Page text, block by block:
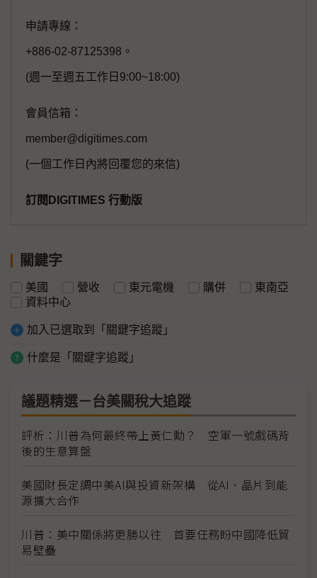
申請專線：
+886-02-87125398。
(週一至週五工作日9:00~18:00)
會員信箱：
member@digitimes.com
(一個工作日內將回覆您的來信)
訂閱DIGITIMES 行動版
關鍵字
美國 營收 東元電機 購併
東南亞
資料中心
加入已選取到「關鍵字追蹤」
什麼是「關鍵字追蹤」
議題精選－台美關稅大追蹤
評析：川普為何最終帶上黃仁勳？ 空軍一號戲碼背
後的生意算盤
美國財長定調中美AI與投資新架構 從AI、晶片到能
源擴大合作
川普：美中關係將更勝以往 首要任務盼中國降低貿
易壁壘